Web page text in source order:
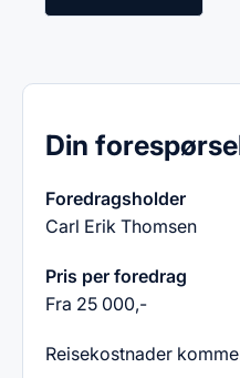
Din
Foredragsholder
Carl Erik Thomsen
Pris per foredrag
Fra 25 000,-
Reisekostnader